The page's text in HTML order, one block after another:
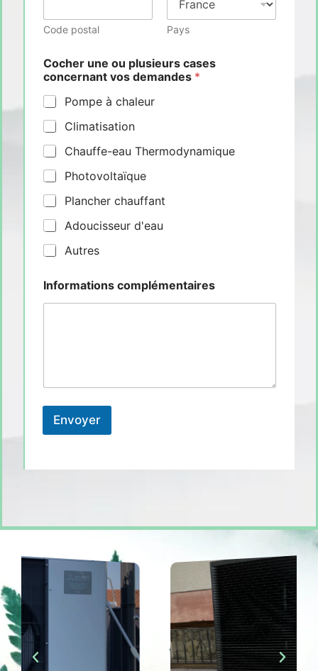
Code postal Pays
Cocher une ou plusieurs cases
concernant vos demandes *
Pompe à chaleur
Climatisation
Chauffe-eau Thermodynamique
Photovoltaïque
Plancher chauffant
Adoucisseur d'eau
Autres
Informations complémentaires
Envoyer